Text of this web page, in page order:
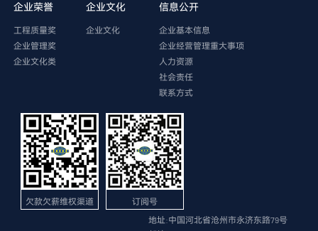
企业荣誉
工程质量奖
企业管理奖
企业文化类
企业文化
企业文化
信息公开
企业基本信息
企业经营管理重大事项
人力资源
社会责任
联系方式
欠款欠薪维权渠道
订阅号
地址:中国河北省沧州市永济东路79号